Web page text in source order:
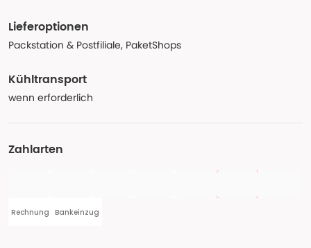
Lieferoptionen
Packstation & Postfiliale, PaketShops
Kühltransport
wenn erforderlich
Zahlarten
Rechnung Bankeinzug